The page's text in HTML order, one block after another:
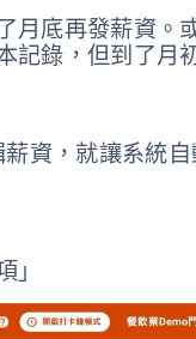
月底再發薪資。
記錄，但到了月
資，就讓系統自